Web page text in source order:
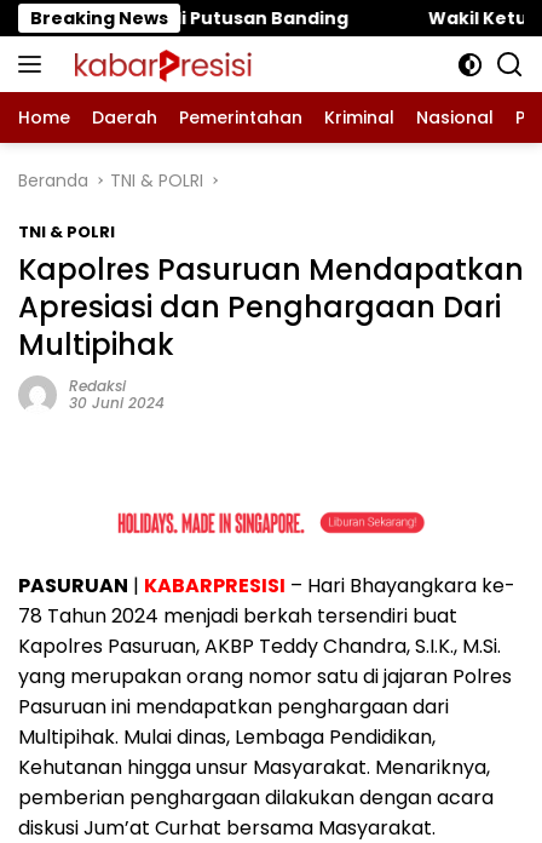
Langsung
ke
konten
Breaking News
Banding ‎Wakil Ketua DPRD Pasuruan
Home Daerah Pemerintahan Kriminal Nasional
Beranda TNI & POLRI
TNI & POLRI
Kapolres Pasuruan Mendapatkan
Apresiasi dan Penghargaan Dari
Multipihak
Redaksi
30 Juni 2024
PASURUAN | KABARPRESISI – Hari Bhayangkara ke-
78 Tahun 2024 menjadi berkah tersendiri buat
Kapolres Pasuruan, AKBP Teddy Chandra, S.I.K., M.Si.
yang merupakan orang nomor satu di jajaran Polres
Pasuruan ini mendapatkan penghargaan dari
Multipihak. Mulai dinas, Lembaga Pendidikan,
Kehutanan hingga unsur Masyarakat. Menariknya,
pemberian penghargaan dilakukan dengan acara
diskusi Jum’at Curhat bersama Masyarakat.